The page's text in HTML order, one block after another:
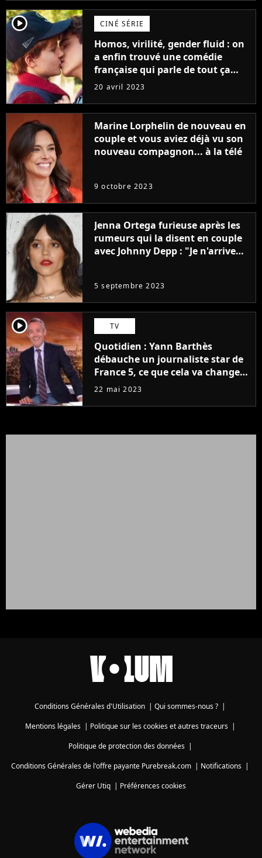
player2 CINÉ SÉRIE
Homos, virilité, gender fluid : on
a enfin trouvé une comédie
française qui parle de tout ça
sans être super ringarde
20 avril 2023
Marine Lorphelin de nouveau en
couple et vous aviez déjà vu son
nouveau compagnon... à la télé
9 octobre 2023
Jenna Ortega furieuse après les
rumeurs qui la disent en couple
avec Johnny Depp : "Je n'arrive
5 septembre 2023
player2 TV
Quotidien : Yann Barthès
débauche un journaliste star de
France 5, ce que cela va changer
à la rentrée
22 mai 2023
Conditions Générales d'Utilisation | Qui sommes-nous ? |
Mentions légales| Politique sur les cookies et autres traceurs|
Politique de protection des données|
Conditions Générales de l'offre payante Purebreak.com | Notifications |
Gérer Utiq | Préférences cookies